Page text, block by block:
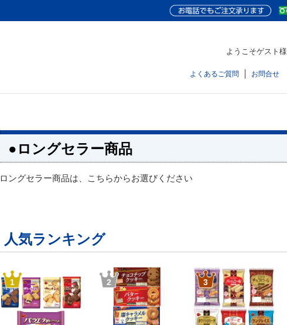
ようこそゲスト様
よくあるご質問 お問合せ
●ロングセラー商品
ロングセラー商品は、こちらからお選びください
人気ランキング
1 2 3